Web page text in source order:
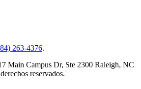
263-4376.
Main Campus Dr, Ste 2300 Raleigh, NC
reservados.